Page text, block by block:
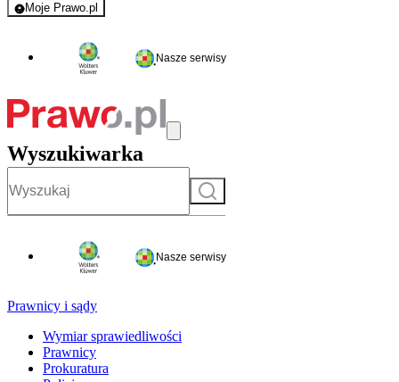
Moje Prawo.pl
- rejestracja i logowanie do serwisu
Nasze serwisy
Wyszukiwarka
Szukaj
Nasze serwisy
Prawnicy i sądy
Wymiar sprawiedliwości
Prawnicy
Prokuratura